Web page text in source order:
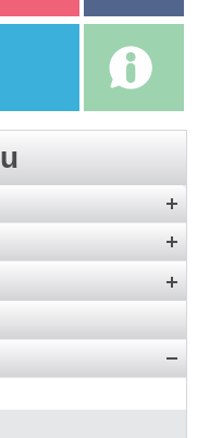
Servidor
Fale Com a
Prefeitura